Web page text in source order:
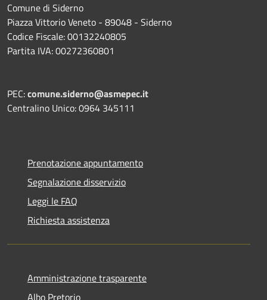
Comune di Siderno
Piazza Vittorio Veneto - 89048 - Siderno
Codice Fiscale: 00132240805
Partita IVA: 00272360801
PEC:comune.siderno@asmepec.it
Centralino Unico: 0964 345111
Prenotazione appuntamento
Segnalazione disservizio
Leggi le FAQ
Richiesta assistenza
Amministrazione trasparente
Albo Pretorio